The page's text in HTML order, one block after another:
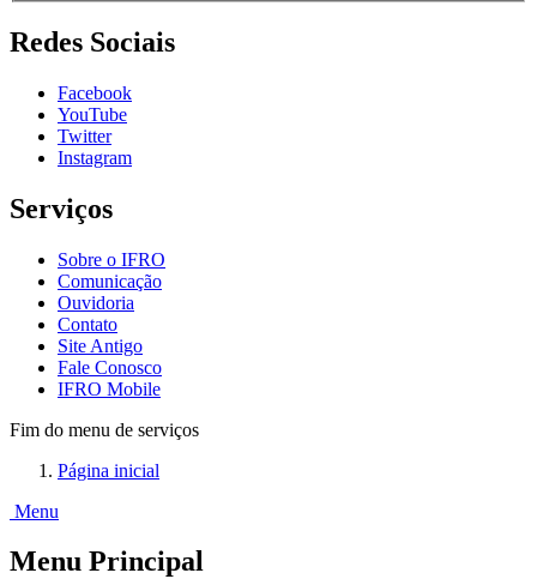
Redes Sociais
Facebook
YouTube
Twitter
Instagram
Serviços
Sobre o IFRO
Comunicação
Ouvidoria
Contato
Site Antigo
Fale Conosco
IFRO Mobile
Fim do menu de serviços
Página inicial
Menu
Menu Principal